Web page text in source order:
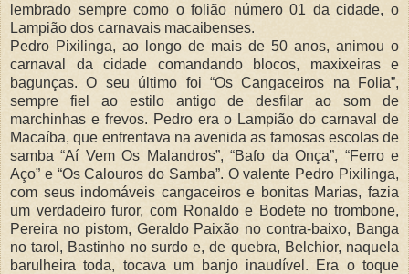
lembrado sempre como o folião número 01 da cidade, o
Lampião dos carnavais macaibenses.
Pedro Pixilinga, ao longo de mais de 50 anos, animou o
carnaval da cidade comandando blocos, maxixeiras e
bagunças. O seu último foi “Os Cangaceiros na Folia”,
sempre fiel ao estilo antigo de desfilar ao som de
marchinhas e frevos. Pedro era o Lampião do carnaval de
Macaíba, que enfrentava na avenida as famosas escolas de
samba “Aí Vem Os Malandros”, “Bafo da Onça”, “Ferro e
Aço” e “Os Calouros do Samba”. O valente Pedro Pixilinga,
com seus indomáveis cangaceiros e bonitas Marias, fazia
um verdadeiro furor, com Ronaldo e Bodete no trombone,
Pereira no pistom, Geraldo Paixão no contra-baixo, Banga
no tarol, Bastinho no surdo e, de quebra, Belchior, naquela
barulheira toda, tocava um banjo inaudível. Era o toque